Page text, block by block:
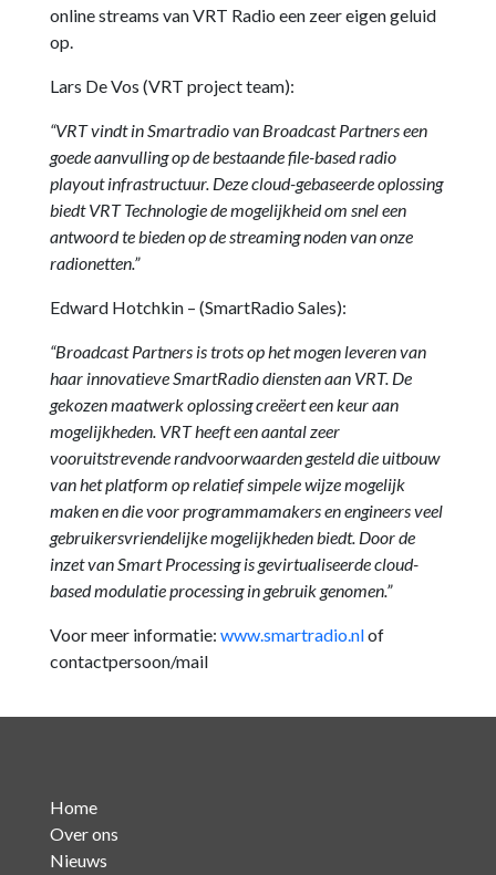
online streams van VRT Radio een zeer eigen geluid
op.
Lars De Vos (VRT project team):
“VRT vindt in Smartradio van Broadcast Partners een
goede aanvulling op de bestaande file-based radio
playout infrastructuur. Deze cloud-gebaseerde oplossing
biedt VRT Technologie de mogelijkheid om snel een
antwoord te bieden op de streaming noden van onze
radionetten.”
Edward Hotchkin – (SmartRadio Sales):
“Broadcast Partners is trots op het mogen leveren van
haar innovatieve SmartRadio diensten aan VRT. De
gekozen maatwerk oplossing creëert een keur aan
mogelijkheden. VRT heeft een aantal zeer
vooruitstrevende randvoorwaarden gesteld die uitbouw
van het platform op relatief simpele wijze mogelijk
maken en die voor programmamakers en engineers veel
gebruikersvriendelijke mogelijkheden biedt. Door de
inzet van Smart Processing is gevirtualiseerde cloud-
based modulatie processing in gebruik genomen.”
Voor meer informatie: www.smartradio.nlof
contactpersoon/mail
Home
Over ons
Nieuws